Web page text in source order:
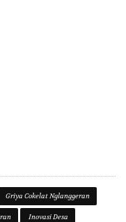
Griya Cokelat Nglanggeran
Inovasi Desa